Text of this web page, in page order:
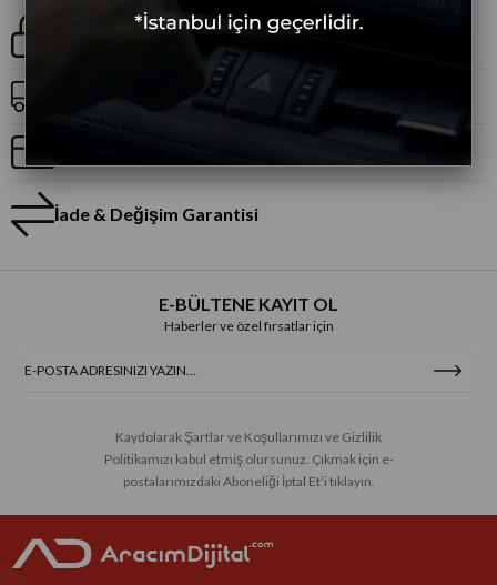
Güvenli Alışveriş
İade & Değişim Garantisi
E-BÜLTENE KAYIT OL
Haberler ve özel fırsatlar için
Kaydolarak Şartlar ve Koşullarımızı ve Gizlilik
Politikamızı kabul etmiş olursunuz. Çıkmak için e-
postalarımızdaki Aboneliği İptal Et’i tıklayın.